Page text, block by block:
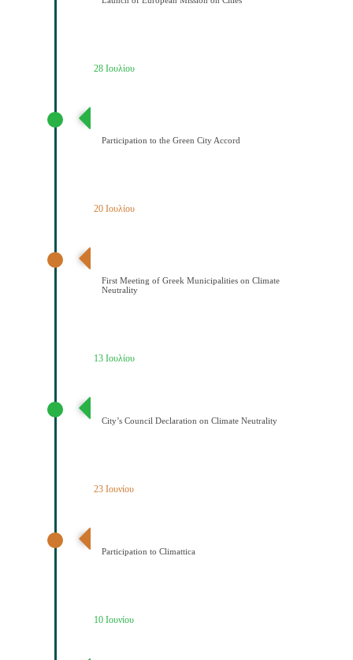
28 Ιουλίου
Participation to the Green City Accord
20 Ιουλίου
First Meeting of Greek Municipalities on Climate
Neutrality
13 Ιουλίου
City’s Council Declaration on Climate Neutrality
23 Ιουνίου
Participation to Climattica
10 Ιουνίου